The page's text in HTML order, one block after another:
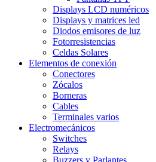
Displays LCD numéricos
Displays y matrices led
Diodos emisores de luz
Fotorresistencias
Celdas Solares
Elementos de conexión
Conectores
Zócalos
Borneras
Cables
Terminales varios
Electromecánicos
Switches
Relays
Buzzers y Parlantes